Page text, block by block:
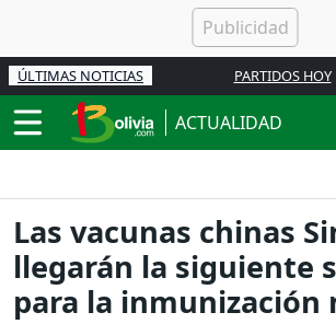
ÚLTIMAS NOTICIAS PARTIDOS HOY
ACTUALIDAD
Las vacunas chinas
llegarán la siguiente
para la inmunización